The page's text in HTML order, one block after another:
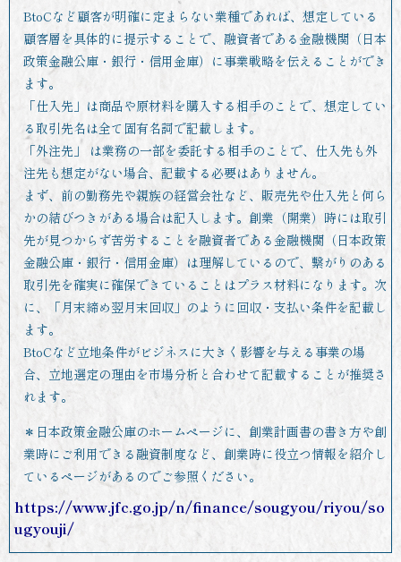
BtoCなど顧客が明確に定まらない業種であれば、想定している
顧客層を具体的に提示することで、融資者である金融機関（日本
政策金融公庫・銀行・信用金庫）に事業戦略を伝えることができ
ます。
「仕入先」は商品や原材料を購入する相手のことで、想定してい
る取引先名は全て固有名詞で記載します。
「外注先」 は業務の一部を委託する相手のことで、仕入先も外
注先も想定がない場合、記載する必要はありません。
まず、前の勤務先や親族の経営会社など、販売先や仕入先と何ら
かの結びつきがある場合は記入します。創業（開業）時には取引
先が見つからず苦労することを融資者である金融機関（日本政策
金融公庫・銀行・信用金庫）は理解しているので、繋がりのある
取引先を確実に確保できていることはプラス材料になります。次
に、「月末締め翌月末回収」のように回収・支払い条件を記載し
ます。
BtoCなど立地条件がビジネスに大きく影響を与える事業の場
合、立地選定の理由を市場分析と合わせて記載することが推奨さ
れます。
＊日本政策金融公庫のホームページに、創業計画書の書き方や創
業時にご利用できる融資制度など、創業時に役立つ情報を紹介し
ているページがあるのでご参照ください。
https://www.jfc.go.jp/n/finance/sougyou/riyou/so
ugyouji/